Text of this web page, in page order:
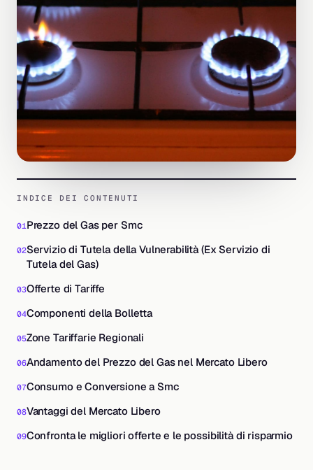
INDICE DEI CONTENUTI
Prezzo del Gas per Smc
Servizio di Tutela della Vulnerabilità (Ex Servizio di
Tutela del Gas)
Offerte di Tariffe
Componenti della Bolletta
Zone Tariffarie Regionali
Andamento del Prezzo del Gas nel Mercato Libero
Consumo e Conversione a Smc
Vantaggi del Mercato Libero
Confronta le migliori offerte e le possibilità di risparmio